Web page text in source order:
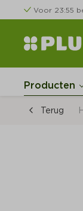
Voor 23:55
Producten
Terug